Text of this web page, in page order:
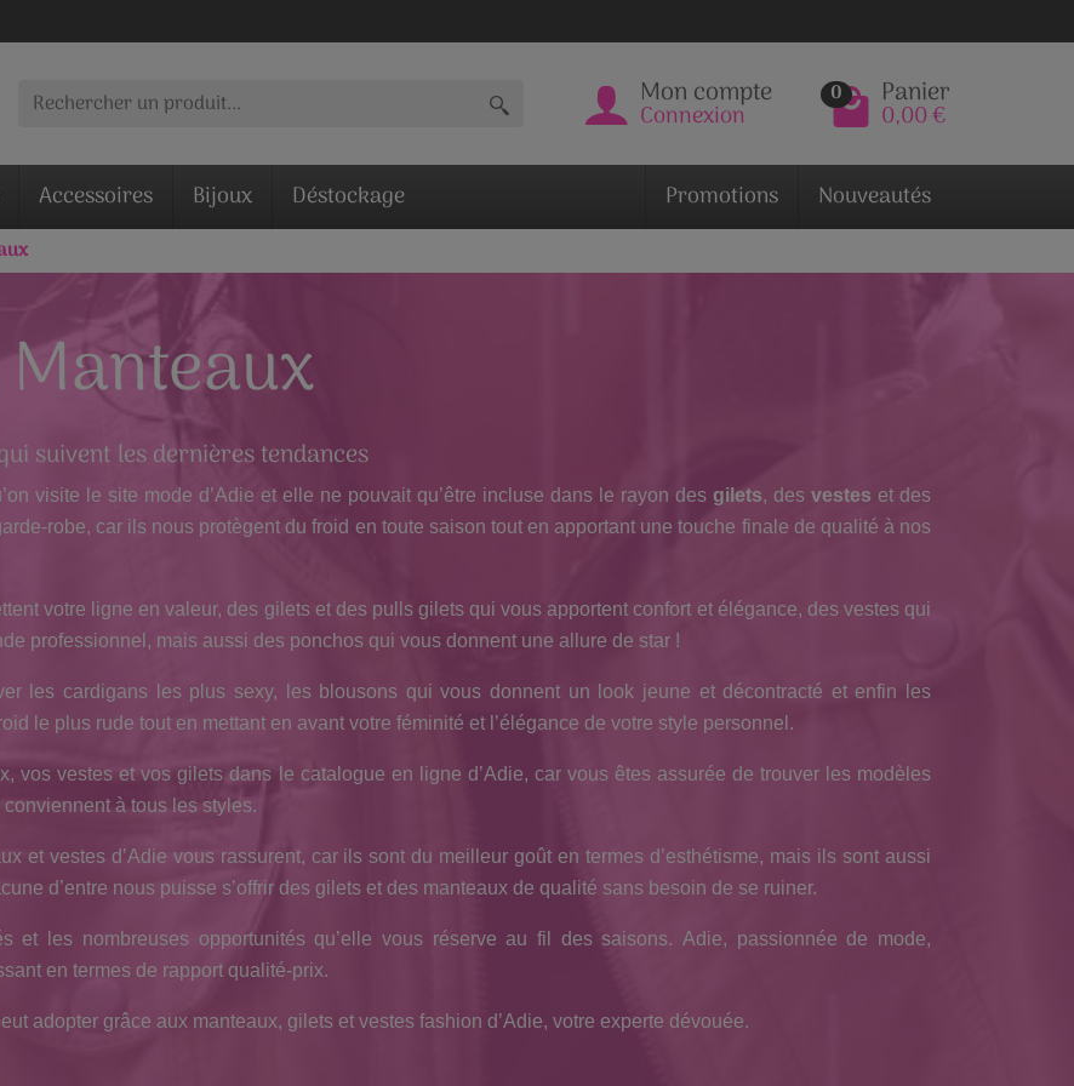
Mon compte
Connexion
0 Panier
0,00 €
Accessoires Bijoux Déstockage Promotions Nouveautés
Manteaux
suivent les dernières tendances
visite le site mode d’Adie et elle ne pouvait qu’être incluse dans le rayon des gilets, des vestes et des
robe, car ils nous protègent du froid en toute saison tout en apportant une touche finale de qualité à nos
votre ligne en valeur, des gilets et des pulls gilets qui vous apportent confort et élégance, des vestes qui
professionnel, mais aussi des ponchos qui vous donnent une allure de star !
les cardigans les plus sexy, les blousons qui vous donnent un look jeune et décontracté et enfin les
le plus rude tout en mettant en avant votre féminité et l’élégance de votre style personnel.
vos vestes et vos gilets dans le catalogue en ligne d’Adie, car vous êtes assurée de trouver les modèles
à tous les styles.
et vestes d’Adie vous rassurent, car ils sont du meilleur goût en termes d’esthétisme, mais ils sont aussi
d’entre nous puisse s’offrir des gilets et des manteaux de qualité sans besoin de se ruiner.
et les nombreuses opportunités qu’elle vous réserve au fil des saisons. Adie, passionnée de mode,
en termes de rapport qualité-prix.
adopter grâce aux manteaux, gilets et vestes fashion d’Adie, votre experte dévouée.